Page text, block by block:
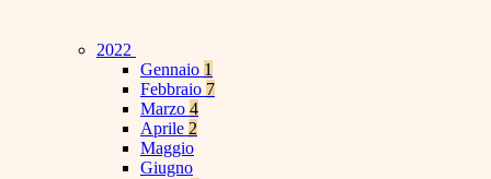
2022
Gennaio 1
Febbraio 7
Marzo 4
Aprile 2
Maggio
Giugno